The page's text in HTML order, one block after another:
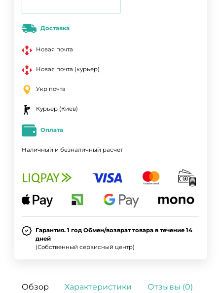
Доставка
Новая почта
Новая почта (курьер)
Укр почта
Курьер (Киев)
Оплата
Наличный и безналичный расчет
Гарантия. 1 год Обмен/возврат товара в течение 14
дней
(Собственный сервисный центр)
Обзор Характеристики Отзывы (0)